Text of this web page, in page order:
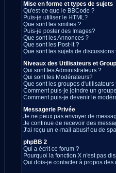
Mise en forme et types de sujets
Qu'est-ce que le BBCode ?
Puis-je utiliser le HTML?
Que sont les smilies ?
Puis-je poster des Images?
Que sont les Annonces ?
Que sont les Post-it ?
Que sont les sujets de discussions
Niveaux des Utilisateurs et
Qui sont les Administrateurs ?
Qui sont les Modérateurs?
Que sont les groupes d'utilisateurs
Comment puis-je joindre un
Comment puis-je devenir le
Messagerie Privée
Je ne peux pas envoyer de
Je continue de recevoir des
J'ai reçu un e-mail abusif ou de
phpBB 2
Qui a écrit ce forum ?
Pourquoi la fonction X n'est pas
Qui dois-je contacter à propos